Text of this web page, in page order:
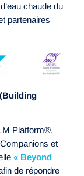
chaude du
partenaires
Platform®,
et
« Beyond
de répondre